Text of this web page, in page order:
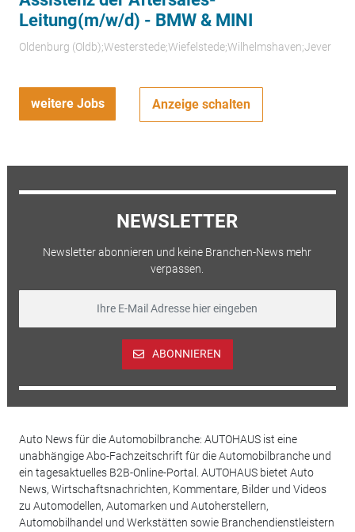
Leitung(m/w/d) - BMW & MINI
Oldenburg (Oldb);Westerstede;Wiefelstede;Wilhelmshaven;Jever
weitere Jobs Anzeige schalten
NEWSLETTER
Newsletter abonnieren und keine Branchen-News mehr
verpassen.
ABONNIEREN
Auto News für die Automobilbranche: AUTOHAUS ist eine
unabhängige Abo-Fachzeitschrift für die Automobilbranche und
ein tagesaktuelles B2B-Online-Portal. AUTOHAUS bietet Auto
News, Wirtschaftsnachrichten, Kommentare, Bilder und Videos
zu Automodellen, Automarken und Autoherstellern,
Automobilhandel und Werkstätten sowie Branchendienstleistern